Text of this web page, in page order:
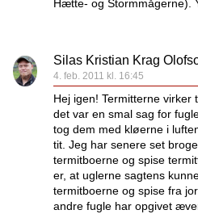
Hætte- og Stormmågerne).
Silas Kristian Krag
4. feb. 2011 kl. 16:45
Hej igen! Termitterne
det var en smal sag for
tog dem med kløerne i
tit. Jeg har senere set
termitboerne og spise
er, at uglerne sagtens
termitboerne og spise fra
andre fugle har opgivet